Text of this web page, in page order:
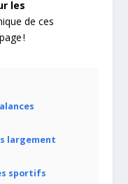
les
de ces
!
largement
sportifs